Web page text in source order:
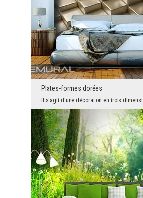
Plates-formes dorées